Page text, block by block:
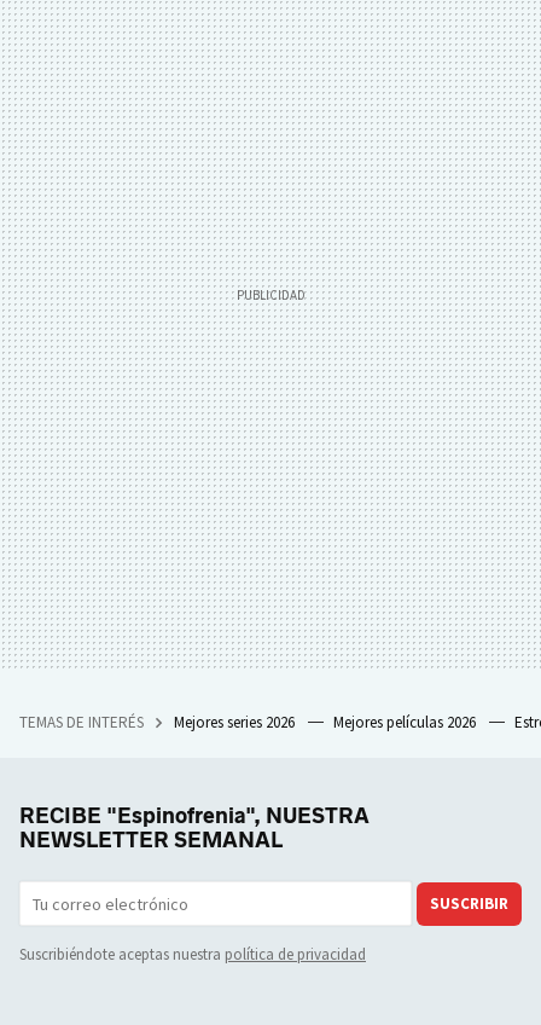
TEMAS DE INTERÉS Mejores series 2026 Mejores películas 2026
RECIBE "Espinofrenia", NUESTRA
NEWSLETTER SEMANAL
SUSCRIBIR
Suscribiéndote aceptas nuestra política de privacidad